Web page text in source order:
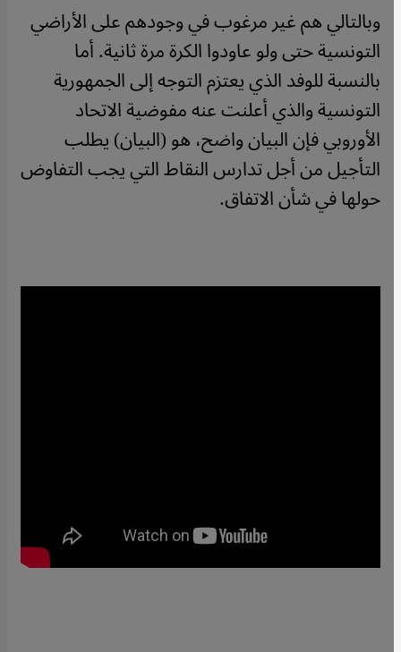
وبالتالي هم غير مرغوب في وجودهم على الأراضي
التونسية حتى ولو عاودوا الكرة مرة ثانية. أما
بالنسبة للوفد الذي يعتزم التوجه إلى الجمهورية
التونسية والذي أعلنت عنه مفوضية الاتحاد
الأوروبي فإن البيان واضح، هو (البيان) يطلب
التأجيل من أجل تدارس النقاط التي يجب التفاوض
حولها في شأن الاتفاق.